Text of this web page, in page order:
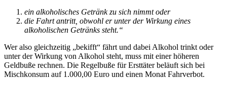
ein alkoholisches Getränk zu sich nimmt oder
die Fahrt antritt, obwohl er unter der Wirkung eines
alkoholischen Getränks steht.“
Wer also gleichzeitig „bekifft“ fährt und dabei Alkohol trinkt oder
unter der Wirkung von Alkohol steht, muss mit einer höheren
Geldbuße rechnen. Die Regelbuße für Ersttäter beläuft sich bei
Mischkonsum auf 1.000,00 Euro und einen Monat Fahrverbot.